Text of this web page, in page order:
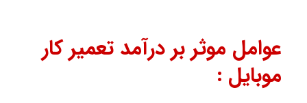
عوامل موثر بر درآمد تعمیر کار
موبایل :